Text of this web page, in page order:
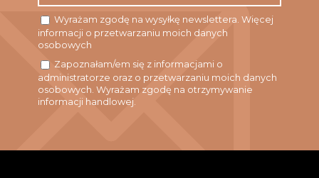
Wyrażam zgodę na wysyłkę newslettera. Więcej
informacji o przetwarzaniu moich danych
osobowych
Zapoznałam/em się z informacjami o
administratorze oraz o przetwarzaniu moich danych
osobowych. Wyrażam zgodę na otrzymywanie
informacji handlowej.